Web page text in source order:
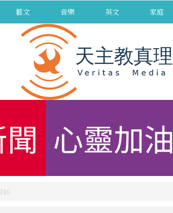
藝文 音樂 英文 家庭
心靈加油